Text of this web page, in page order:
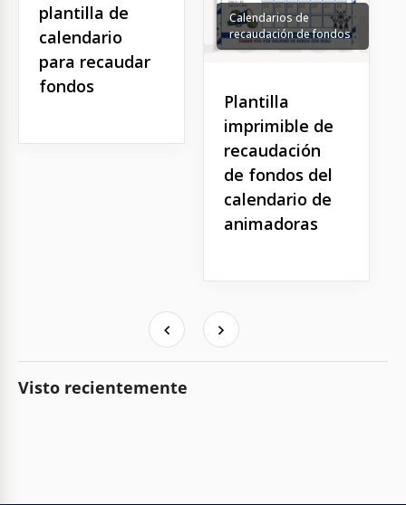
plantilla de
calendario
para recaudar
fondos
Calendarios de
recaudación de fondos
Plantilla
imprimible de
recaudación
de fondos del
calendario de
animadoras
Visto recientemente